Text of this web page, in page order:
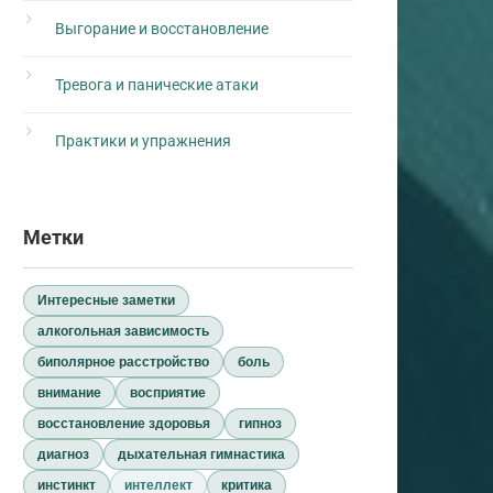
Выгорание и восстановление
Тревога и панические атаки
Практики и упражнения
Метки
Интересные заметки
алкогольная зависимость
биполярное расстройство
боль
внимание
восприятие
восстановление здоровья
гипноз
диагноз
дыхательная гимнастика
инстинкт
интеллект
критика